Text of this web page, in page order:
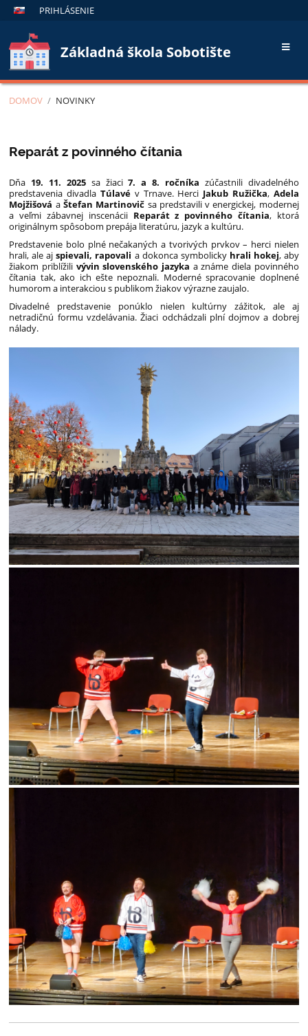
PRIHLÁSENIE
Základná škola Sobotište
DOMOV / NOVINKY
Reparát z povinného čítania
Dňa 19. 11. 2025sa žiaci7. a 8. ročníka zúčastnili divadelného
predstavenia divadla Túlavév Trnave. Herci Jakub Ružička, Adela
Mojžišová a Štefan Martinovič sa predstavili v energickej, modernej
a veľmi zábavnej inscenácii Reparát z povinného čítania, ktorá
originálnym spôsobom prepája literatúru, jazyk a kultúru.
Predstavenie bolo plné nečakaných a tvorivých prvkov – herci nielen
hrali, ale ajspievali, rapovali a dokonca symbolicky hrali hokej, aby
žiakom priblížili vývin slovenského jazyka a známe diela povinného
čítania tak, ako ich ešte nepoznali. Moderné spracovanie doplnené
humorom a interakciou s publikom žiakov výrazne zaujalo.
Divadelné predstavenie ponúklo nielen kultúrny zážitok, ale aj
netradičnú formu vzdelávania. Žiaci odchádzali plní dojmov a dobrej
nálady.